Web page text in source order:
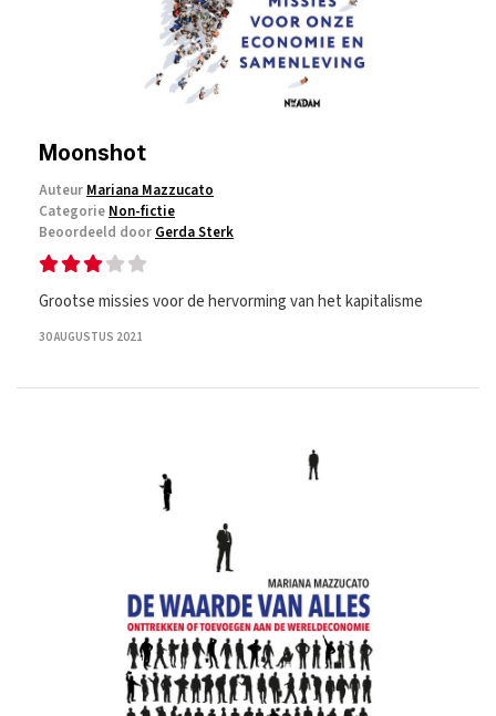
Moonshot
Auteur Mariana Mazzucato
Categorie Non-fictie
Beoordeeld door Gerda Sterk
Grootse missies voor de hervorming van het kapitalisme
30 AUGUSTUS 2021